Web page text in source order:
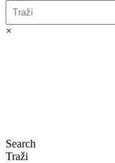
×
Search
Traži